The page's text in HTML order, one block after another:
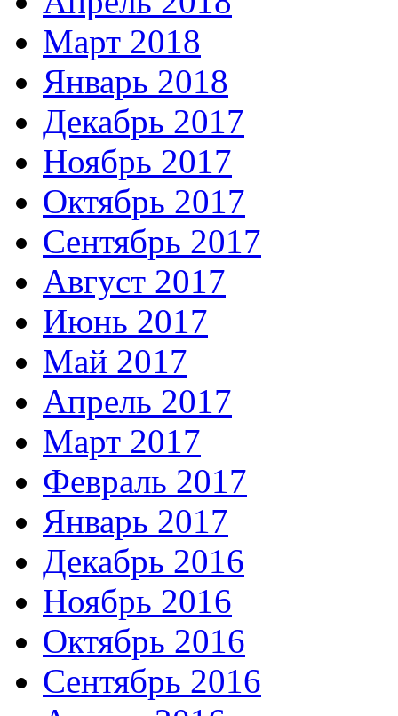
Март 2018
Январь 2018
Декабрь 2017
Ноябрь 2017
Октябрь 2017
Сентябрь 2017
Август 2017
Июнь 2017
Май 2017
Апрель 2017
Март 2017
Февраль 2017
Январь 2017
Декабрь 2016
Ноябрь 2016
Октябрь 2016
Сентябрь 2016